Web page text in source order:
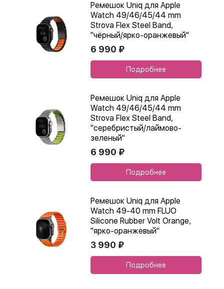
Ремешок Uniq для Apple
Watch 49/46/45/44 mm
Strova Flex Steel Band,
"чёрный/ярко-оранжевый"
6 990 ₽
Подробнее
Ремешок Uniq для Apple
Watch 49/46/45/44 mm
Strova Flex Steel Band,
"серебристый/лаймово-
зеленый"
6 990 ₽
Подробнее
Ремешок Uniq для Apple
Watch 49-40 mm FLUO
Silicone Rubber Volt Orange,
"ярко-оранжевый"
3 990 ₽
Подробнее